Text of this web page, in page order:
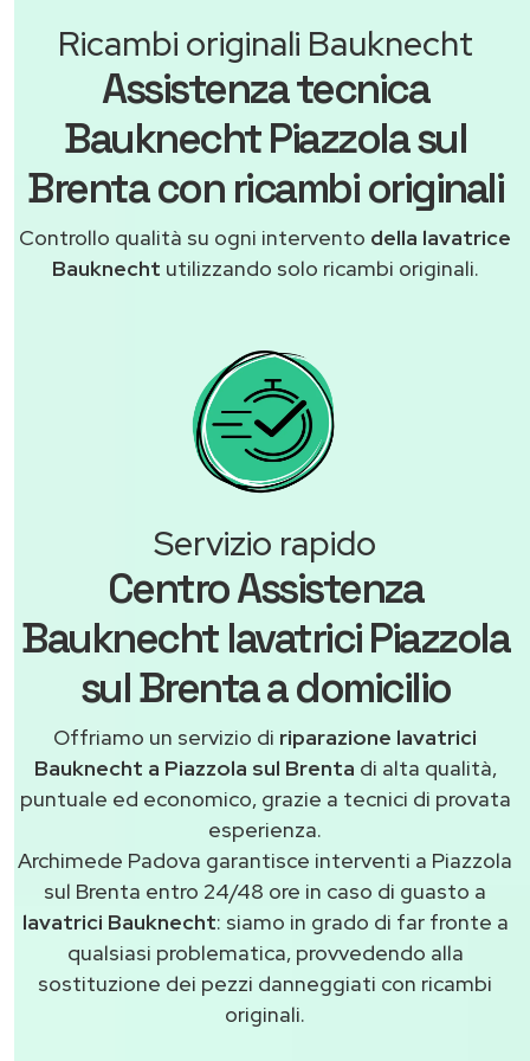
Ricambi originali Bauknecht
Assistenza tecnica
Bauknecht Piazzola sul
Brenta con ricambi originali
Controllo qualità su ogni intervento della lavatrice
Bauknecht utilizzando solo ricambi originali.
Servizio rapido
Centro Assistenza
Bauknecht lavatrici Piazzola
sul Brenta a domicilio
Offriamo un servizio di riparazione lavatrici
Bauknecht a Piazzola sul Brenta di alta qualità,
puntuale ed economico, grazie a tecnici di provata
esperienza.
Archimede Padova garantisce interventi a Piazzola
sul Brenta entro 24/48 ore in caso di guasto a
lavatrici Bauknecht: siamo in grado di far fronte a
qualsiasi problematica, provvedendo alla
sostituzione dei pezzi danneggiati con ricambi
originali.